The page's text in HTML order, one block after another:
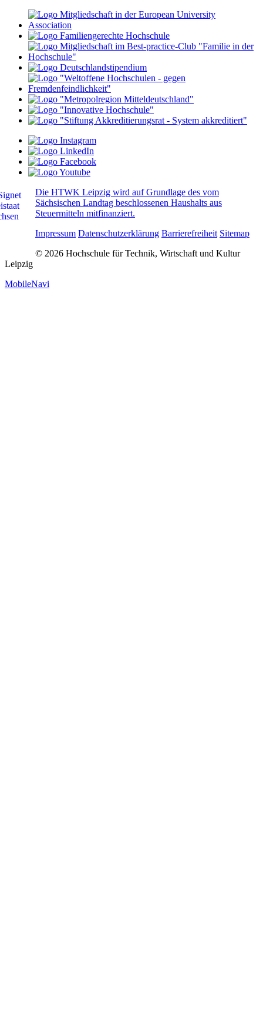
Die HTWK Leipzig wird auf Grundlage des vom
Sächsischen Landtag beschlossenen Haushalts aus
Steuermitteln mitfinanziert.
Impressum Datenschutzerklärung Barrierefreiheit Sitemap
© 2026 Hochschule für Technik, Wirtschaft und Kultur
Leipzig
MobileNavi